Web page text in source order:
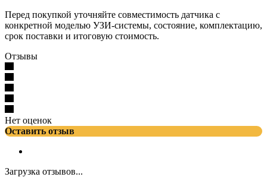
Перед покупкой уточняйте совместимость датчика с
конкретной моделью УЗИ-системы, состояние, комплектацию,
срок поставки и итоговую стоимость.
Отзывы
Нет оценок
Оставить отзыв
Загрузка отзывов...